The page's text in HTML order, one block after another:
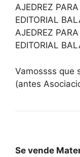
AJEDREZ
EDITORIAL
AJEDREZ
EDITORIAL
Vamossss que
(antes
Se vende